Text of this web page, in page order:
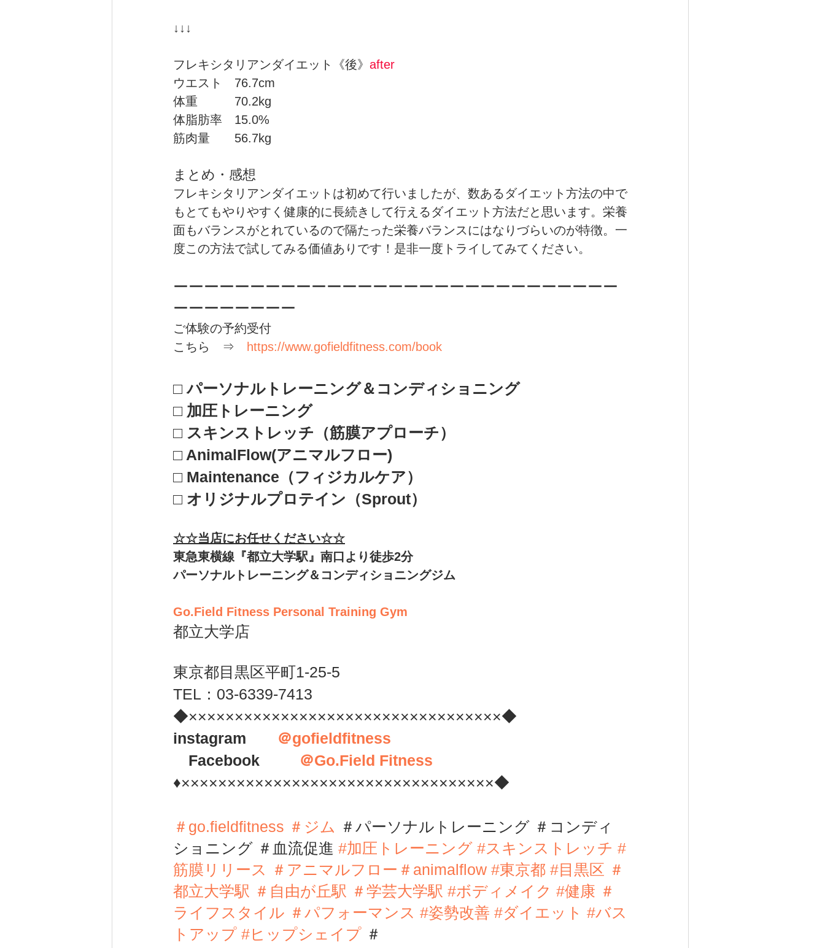
↓↓↓
フレキシタリアンダイエット《後》 after
ウエスト　76.7cm
体重　　　70.2kg
体脂肪率　15.0%
筋肉量　　56.7kg
まとめ・感想
フレキシタリアンダイエットは初めて行いましたが、数あるダイエット方法の中で
もとてもやりやすく健康的に長続きして行えるダイエット方法だと思います。栄養
面もバランスがとれているので隔たった栄養バランスにはなりづらいのが特徴。一
度この方法で試してみる価値ありです！是非一度トライしてみてください。
ーーーーーーーーーーーーーーーーーーーーーーーーーーーーー
ーーーーーーーー
ご体験の予約受付
こちら　⇒
https://www.gofieldfitness.com/book
□ パーソナルトレーニング＆コンディショニング
□ 加圧トレーニング
□ スキンストレッチ（筋膜アプローチ）
□ AnimalFlow(アニマルフロー)
□ Maintenance（フィジカルケア）
□ オリジナルプロテイン（Sprout）
☆☆当店にお任せください☆☆
東急東横線『都立大学駅』南口より徒歩2分
パーソナルトレーニング＆コンディショニングジム
Go.Field Fitness Personal Training Gym
都立大学店
東京都目黒区平町1-25-5
TEL：03-6339-7413
◆××××××××××××××××××××××××××××××××××◆
instagram
＠gofieldfitness
Facebook
＠Go.Field Fitness
♦××××××××××××××××××××××××××××××××××◆
＃go.fieldfitness ＃ジム ＃パーソナルトレーニング ＃コンディ
ショニング ＃血流促進 #加圧トレーニング #スキンストレッチ #
筋膜リリース
＃アニマルフロー ＃animalflow #東京都 #目黒区 ＃
都立大学駅 ＃自由が丘駅 ＃学芸大学駅 #ボディメイク #健康 ＃
ライフスタイル ＃パフォーマンス #姿勢改善 #ダイエット #バス
トアップ #ヒップシェイプ ＃